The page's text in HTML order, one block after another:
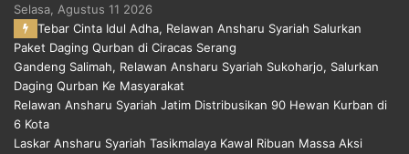
Selasa, Agustus 11 2026
Tebar Cinta Idul Adha, Relawan Ansharu Syariah Salurkan
Paket Daging Qurban di Ciracas Serang
Gandeng Salimah, Relawan Ansharu Syariah Sukoharjo, Salurkan
Daging Qurban Ke Masyarakat
Relawan Ansharu Syariah Jatim Distribusikan 90 Hewan Kurban di
6 Kota
Laskar Ansharu Syariah Tasikmalaya Kawal Ribuan Massa Aksi